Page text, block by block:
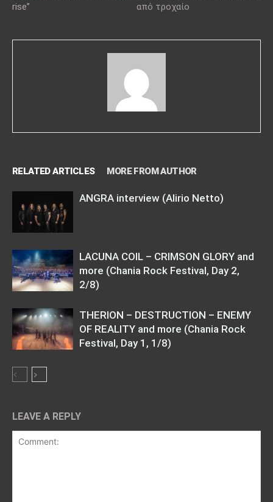
rise”
από τροχαίο
RELATED ARTICLES MORE FROM AUTHOR
ANGRA interview (Alirio Netto)
LACUNA COIL – CRIMSON GLORY and
more (Chania Rock Festival, Day 2,
2/8)
THERION – DESTRUCTION – ENEMY
OF REALITY and more (Chania Rock
Festival, Day 1, 1/8)
LEAVE A REPLY